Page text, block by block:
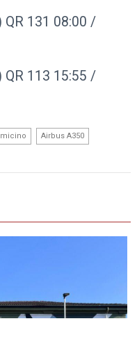
QR 131 08:00 /
QR 113 15:55 /
Airbus A350